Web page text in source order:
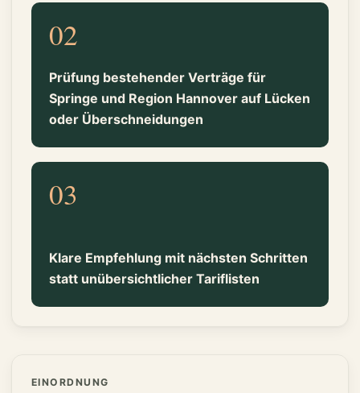
02
Prüfung bestehender Verträge für
Springe und Region Hannover auf Lücken
oder Überschneidungen
03
Klare Empfehlung mit nächsten Schritten
statt unübersichtlicher Tariflisten
EINORDNUNG